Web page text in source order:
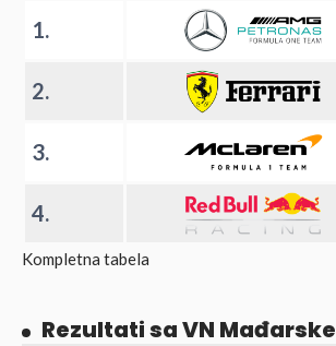
1.
2.
3.
4.
Kompletna tabela
Rezultati sa VN Mađarske